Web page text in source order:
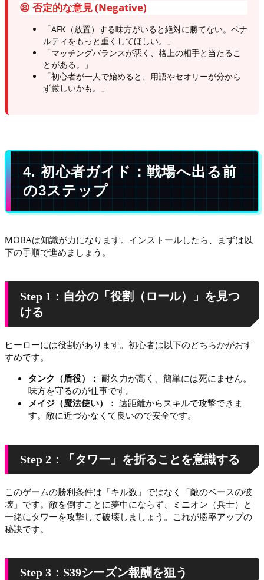
😫 否定的な意見 (Negative)
「AFK（放置）する味方がいると絶対に勝てない。ペナ
ルティをもっと重くしてほしい。」
「マッチングバランスが悪く、格上の相手と当たるこ
とがある。」
「初心者が一人で始めると、用語やセオリーが分から
ず厳しいかも。」
4. 初心者ガイド：戦場へ出る前
の3ステップ
MOBAは知識が力になります。インストールしたら、まずは以
下の手順で進めましょう。
Step 1：自分の「役割（ロール）」を見つ
ける
ヒーローには役割があります。初心者は以下のどちらかがおす
すめです。
タンク（盾役）： 耐久力が高く、簡単には死にません。
味方を守るのが仕事です。
メイジ（魔法使い）： 遠距離からスキルで攻撃できま
す。敵に近づかなくて良いので安全です。
Step 2：「タワー」を折ることを意識する
このゲームの勝利条件は「キル数」ではなく「敵のベースの破
壊」です。敵を倒すことに夢中にならず、ミニオン（兵士）と
一緒にタワーを攻撃して破壊しましょう。これが勝率アップの
秘訣です。
Step 3：S39シーズン報酬を狙う